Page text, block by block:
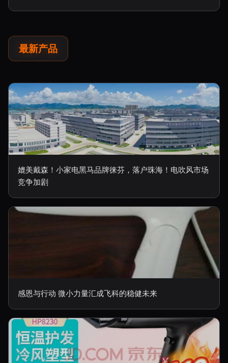
最新产品
媲美戴森！小家电黑马品牌徕芬，落户珠海！电吹风市场
竞争加剧
感恩与行动 微小力量汇成飞科的稳健未来